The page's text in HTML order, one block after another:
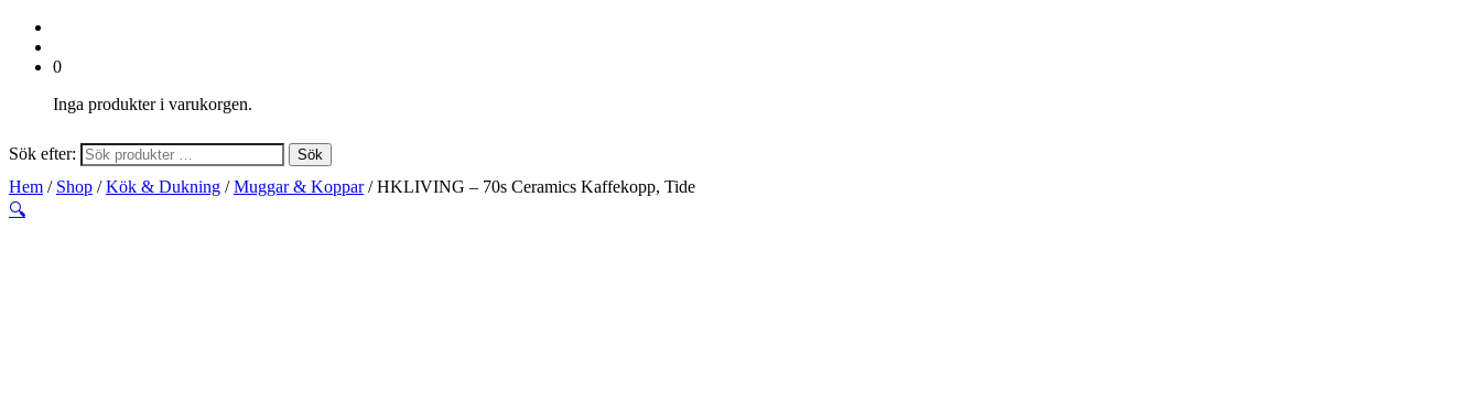
0
Inga produkter i varukorgen.
Sök efter: Sök
Hem / Shop /Kök & Dukning /Muggar & Koppar/ HKLIVING – 70s Ceramics Kaffekopp, Tide
🔍